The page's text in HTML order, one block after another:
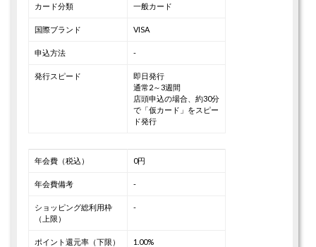
カード分類 一般カード
国際ブランド VISA
申込方法 -
発行スピード
即日発行
通常2～3週間
店頭申込の場合、約30分
で「仮カード」をスピー
ド発行
年会費（税込） 0円
年会費備考 -
ショッピング総利用枠
（上限）
-
ポイント還元率（下限） 1.00%